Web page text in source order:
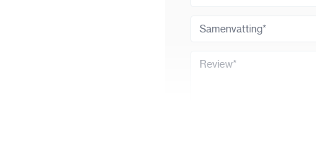
HTTPS
Ethernet-interface
Samenvatting
Review